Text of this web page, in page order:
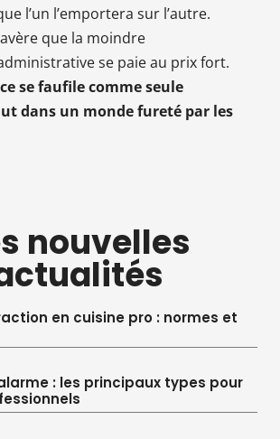
l’un l’emportera sur l’autre.
que la moindre
se paie au prix fort.
se faufile comme seule
dans un monde fureté par les
nouvelles
en cuisine pro : normes et
: les principaux types pour